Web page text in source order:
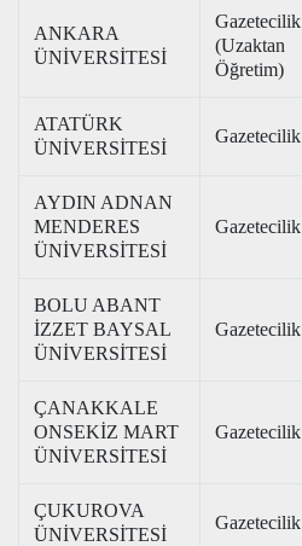
ANKARA
ÜNİVERSİTESİ
Gazetecilik
(Uzaktan
Öğretim)
ATATÜRK
ÜNİVERSİTESİ
Gazetecilik
AYDIN ADNAN
MENDERES
ÜNİVERSİTESİ
Gazetecilik
BOLU ABANT
İZZET BAYSAL
ÜNİVERSİTESİ
Gazetecilik
ÇANAKKALE
ONSEKİZ MART
ÜNİVERSİTESİ
Gazetecilik
ÇUKUROVA
ÜNİVERSİTESİ
Gazetecilik